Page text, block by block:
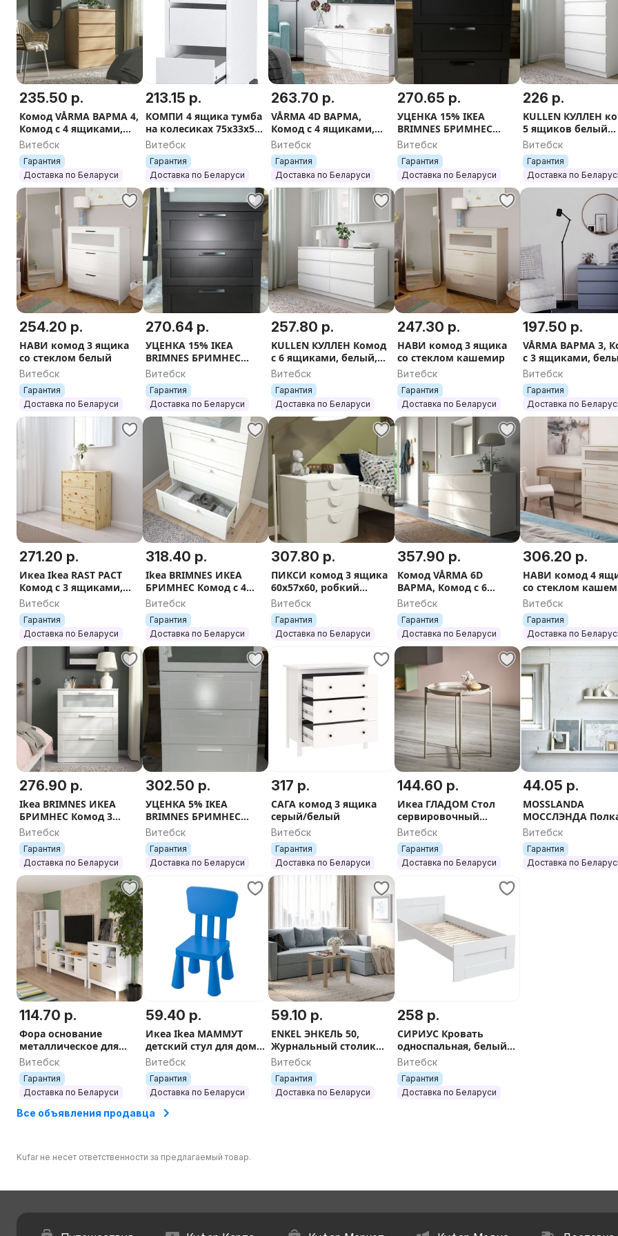
235.50 р.
Комод VÅRMA ВАРМА 4,
Комод с 4 ящиками,
белый/белёный дуб/
серый/100х80х40
Витебск
Гарантия
Доставка по Беларуси
213.15 р.
КОМПИ 4 ящика тумба
на колесиках 75x33x50,
белый
Витебск
Гарантия
Доставка по Беларуси
263.70 р.
VÅRMA 4D ВАРМА,
Комод с 4 ящиками,
белый, 160х54х40
Витебск
Гарантия
Доставка по Беларуси
270.65 р.
УЦЕНКА 15% IKEA
BRIMNES БРИМНЕС
Комод с 4 ящиками,
тм.коричневый/
матовое стекло, 78x124
см
Витебск
Гарантия
Доставка по Беларуси
226 р.
KULLEN КУЛЛЕН
5 ящиков белый
70х112х40 см
Витебск
Гарантия
Доставка по
254.20 р.
НАВИ комод 3 ящика
со стеклом белый
Витебск
Гарантия
Доставка по Беларуси
270.64 р.
УЦЕНКА 15% IKEA
BRIMNES БРИМНЕС
Комод с 4 ящиками,
тм.коричневый/
матовое стекло, 78x124
см
Витебск
Гарантия
Доставка по Беларуси
257.80 р.
KULLEN КУЛЛЕН Комод
с 6 ящиками, белый,
140x72 см
Витебск
Гарантия
Доставка по Беларуси
247.30 р.
НАВИ комод 3 ящика
со стеклом кашемир
Витебск
Гарантия
Доставка по Беларуси
197.50 р.
VÅRMA ВАРМА 3,
с 3 ящиками,
беленый дуб
Витебск
Гарантия
Доставка по
271.20 р.
Икеа Ikea RAST РАСТ
Комод с 3 ящиками,
62х70 см, сосна
Витебск
Гарантия
Доставка по Беларуси
318.40 р.
Ikea BRIMNES ИКЕА
БРИМНЕС Комод с 4
ящиками, белое/
матовое стекло, 78x124
см
Витебск
Гарантия
Доставка по Беларуси
307.80 р.
ПИКСИ комод 3 ящика
60x57x60, робкий
подснежник
Витебск
Гарантия
Доставка по Беларуси
357.90 р.
Комод VÅRMA 6D
ВАРМА, Комод с 6
ящиками, белый,
160х78х40
Витебск
Гарантия
Доставка по Беларуси
306.20 р.
НАВИ комод 4
со стеклом
Витебск
Гарантия
Доставка по
276.90 р.
Ikea BRIMNES ИКЕА
БРИМНЕС Комод 3
ящиками, белое/
матовое стекло, 78x95
см
Витебск
Гарантия
Доставка по Беларуси
302.50 р.
УЦЕНКА 5% IKEA
BRIMNES БРИМНЕС
Комод с 4 ящиками,
белое/матовое стекло,
78x124 см
Витебск
Гарантия
Доставка по Беларуси
317 р.
САГА комод 3 ящика
серый/белый
Витебск
Гарантия
Доставка по Беларуси
144.60 р.
Икеа ГЛАДОМ Стол
сервировочный
чёрный/белый/серо-
бежевый
Витебск
Гарантия
Доставка по Беларуси
44.05 р.
MOSSLANDA
МОССЛЭНДА Полка
картин, белый 55
Витебск
Гарантия
Доставка по
114.70 р.
Фора основание
металлическое для
стеллажа,
76х38х18/146х38х18
белый
Витебск
Гарантия
Доставка по Беларуси
59.40 р.
Икеа Ikea МАММУТ
детский стул для дома
и улицы, разные цвета
Витебск
Гарантия
Доставка по Беларуси
59.10 р.
ENKEL ЭНКЕЛЬ 50,
Журнальный столик
дуб беленый/белый
50x50х45 см
Витебск
Гарантия
Доставка по Беларуси
258 р.
СИРИУС Кровать
односпальная, белый,
90х200 см.
Витебск
Гарантия
Доставка по Беларуси
Все объявления продавца
Kufar не несет ответственности за предлагаемый товар.